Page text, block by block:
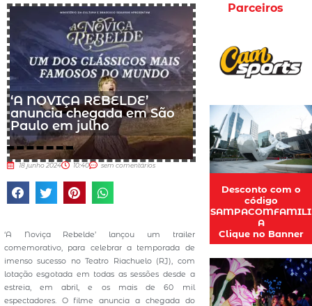
‘A NOVIÇA REBELDE’
anuncia chegada em São
Paulo em julho
18 junho 2024 10:40 sem comentários
‘A Noviça Rebelde’ lançou um trailer
comemorativo, para celebrar a temporada de
imenso sucesso no Teatro Riachuelo (RJ), com
lotação esgotada em todas as sessões desde a
estreia, em abril, e os mais de 60 mil
espectadores. O filme anuncia a chegada do
Parceiros
Desconto com o
código
SAMPACOMFAMILI
A
Clique no Banner